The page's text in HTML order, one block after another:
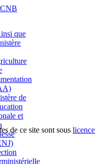
de ce site sont sous licence